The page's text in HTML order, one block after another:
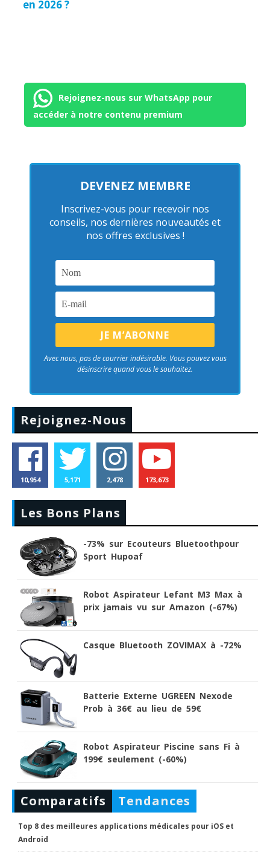
en 2026 ?
Rejoignez-nous sur WhatsApp pour
accéder à notre contenu premium
DEVENEZ MEMBRE
Inscrivez-vous pour recevoir nos
conseils, nos dernières nouveautés et
nos offres exclusives !
Avec nous, pas de courrier indésirable. Vous pouvez vous
désinscrire quand vous le souhaitez.
Rejoignez-Nous
10,954 5,171 2,478 173,673
Les Bons Plans
-73% sur Ecouteurs Bluetoothpour
Sport Hupoaf
Robot Aspirateur Lefant M3 Max à
prix jamais vu sur Amazon (-67%)
Casque Bluetooth ZOVIMAX à -72%
Batterie Externe UGREEN Nexode
Prob à 36€ au lieu de 59€
Robot Aspirateur Piscine sans Fi à
199€ seulement (-60%)
Comparatifs Tendances
Top 8 des meilleures applications médicales pour iOS et
Android